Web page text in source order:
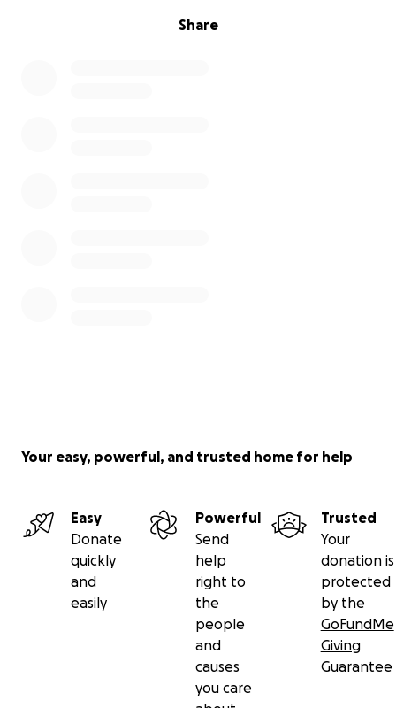
Share
Your easy, powerful, and trusted home for help
Easy
Donate
quickly
and
easily
Powerful
Send
help
right to
the
people
and
causes
you care
Trusted
Your
donation is
protected
by the
GoFundMe
Giving
Guarantee